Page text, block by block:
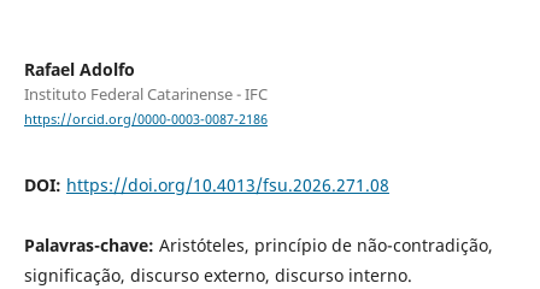
Rafael Adolfo
Instituto Federal Catarinense - IFC
https://orcid.org/0000-0003-0087-2186
DOI: https://doi.org/10.4013/fsu.2026.271.08
Palavras-chave: Aristóteles, princípio de não-contradição,
significação, discurso externo, discurso interno.